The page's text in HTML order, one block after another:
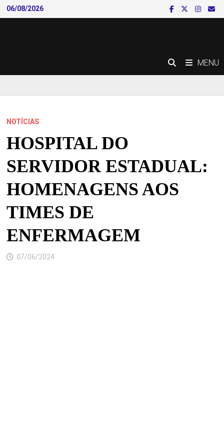
Skip
to
06/08/2026
MENU
NOTÍCIAS
HOSPITAL DO
SERVIDOR ESTADUAL:
HOMENAGENS AOS
TIMES DE
ENFERMAGEM
07/06/2024